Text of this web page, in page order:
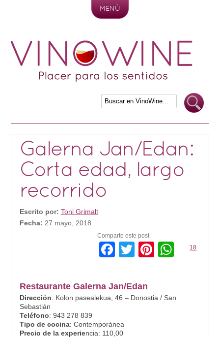
MENÚ
Galerna Jan/Edan:
Corta edad, largo
recorrido
Escrito por: Toni Grimalt
Fecha: 27 mayo, 2018
Comparte este post
Facebook
TwitterPinterest
18
Restaurante Galerna Jan/Edan
Dirección: Kolon pasealekua, 46 – Donostia / San
Sebastián
Teléfono: 943 278 839
Tipo de cocina: Contemporánea
Precio de la experiencia: 110,00